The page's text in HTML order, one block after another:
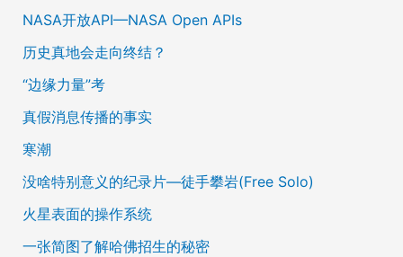
NASA开放API—NASA Open APIs
历史真地会走向终结？
“边缘力量”考
真假消息传播的事实
寒潮
没啥特别意义的纪录片—徒手攀岩(Free Solo)
火星表面的操作系统
一张简图了解哈佛招生的秘密